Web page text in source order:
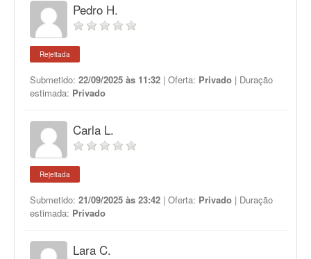
Pedro H.
Rejeitada
Submetido: 22/09/2025 às 11:32 | Oferta: Privado | Duração
estimada: Privado
Carla L.
Rejeitada
Submetido: 21/09/2025 às 23:42 | Oferta: Privado | Duração
estimada: Privado
Lara C.